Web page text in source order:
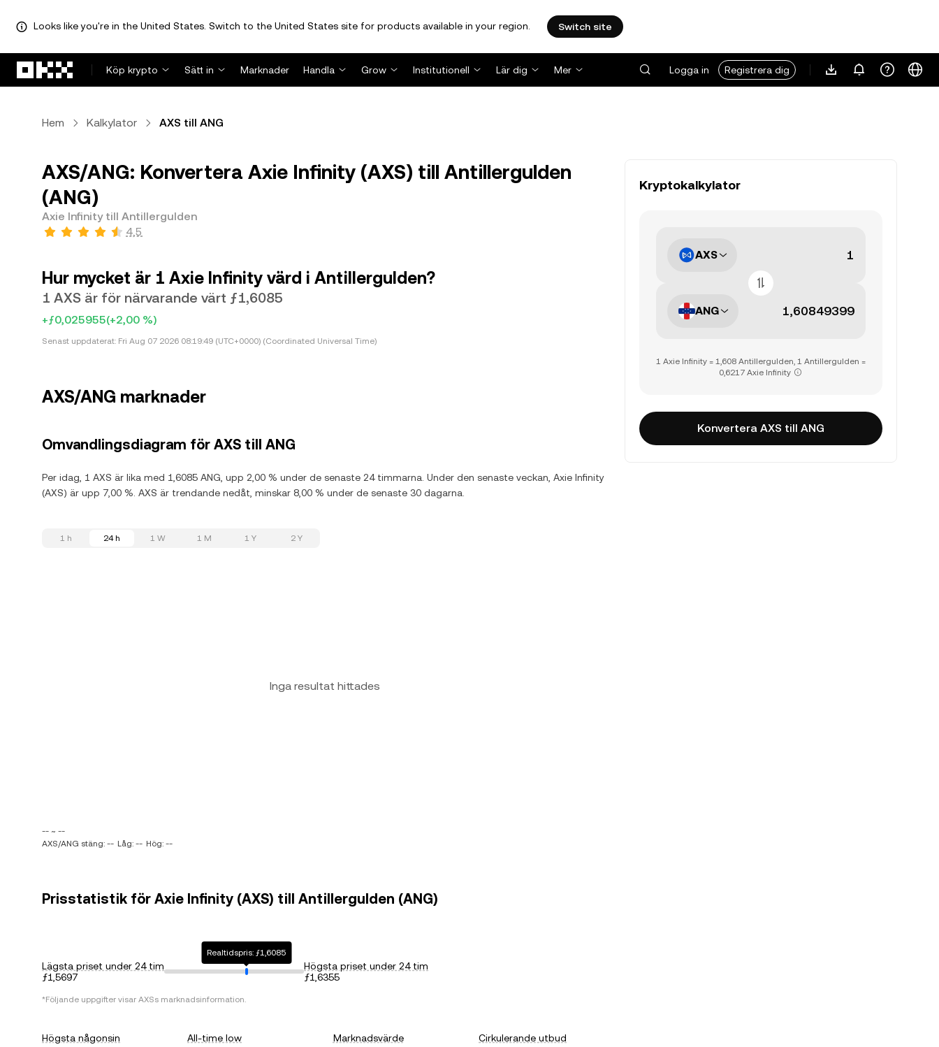
Looks like you're in the United States. Switch to the United States site for products available in your region. Switch site
Köp krypto
Sätt in Marknader Handla Grow Institutionell Lär dig Mer Logga in Registrera dig
Hem Kalkylator AXS till ANG
AXS/ANG: Konvertera Axie Infinity (AXS) till Antillergulden
(ANG)
Axie Infinity till Antillergulden
4,5
Hur mycket är 1 Axie Infinity värd i Antillergulden?
1 AXS är för närvarande värt ƒ1,6085
+ƒ0,025955(+2,00 %)
Senast uppdaterat: Fri Aug 07 2026 08:19:49 (UTC+0000) (Coordinated Universal Time)
AXS/ANG marknader
Omvandlingsdiagram för AXS till ANG
Per idag, 1 AXS är lika med 1,6085 ANG, upp 2,00 % under de senaste 24 timmarna. Under den senaste veckan, Axie Infinity
(AXS) är upp 7,00 %. AXS är trendande nedåt, minskar 8,00 % under de senaste 30 dagarna.
1 h 24 h 1 W 1 M 1 Y 2 Y
Inga resultat hittades
-- ~ --
AXS/ANG stäng: -- Låg: -- Hög: --
Prisstatistik för Axie Infinity (AXS) till Antillergulden (ANG)
Lägsta priset under 24 tim
ƒ1,5697
Realtidspris: ƒ1,6085
Högsta priset under 24 tim
ƒ1,6355
*Följande uppgifter visar AXSs marknadsinformation.
Högsta någonsin
All-time low
Marknadsvärde
Cirkulerande utbud
Kryptokalkylator
AXS
ANG
1 Axie Infinity = 1,608 Antillergulden, 1 Antillergulden =
0,6217 Axie Infinity
Konvertera AXS till ANG